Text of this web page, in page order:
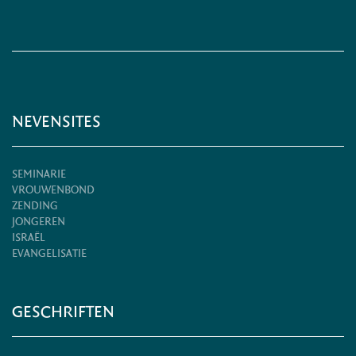
NEVENSITES
SEMINARIE
VROUWENBOND
ZENDING
JONGEREN
ISRAËL
EVANGELISATIE
GESCHRIFTEN